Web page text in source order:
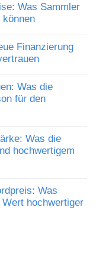
Was Sammler
können
Finanzierung
Was die
für den
Was die
hochwertigem
Was
hochwertiger